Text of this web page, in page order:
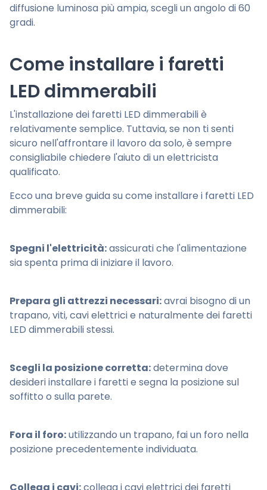
diffusione luminosa più ampia, scegli un angolo di 60
gradi.
Come installare i faretti
LED dimmerabili
L'installazione dei faretti LED dimmerabili è
relativamente semplice. Tuttavia, se non ti senti
sicuro nell'affrontare il lavoro da solo, è sempre
consigliabile chiedere l'aiuto di un elettricista
qualificato.
Ecco una breve guida su come installare i faretti LED
dimmerabili:
Spegni l'elettricità:assicurati che l'alimentazione
sia spenta prima di iniziare il lavoro.
Prepara gli attrezzi necessari:avrai bisogno di un
trapano, viti, cavi elettrici e naturalmente dei faretti
LED dimmerabili stessi.
Scegli la posizione corretta:determina dove
desideri installare i faretti e segna la posizione sul
soffitto o sulla parete.
Fora il foro:utilizzando un trapano, fai un foro nella
posizione precedentemente individuata.
Collega i cavi:collega i cavi elettrici dei faretti